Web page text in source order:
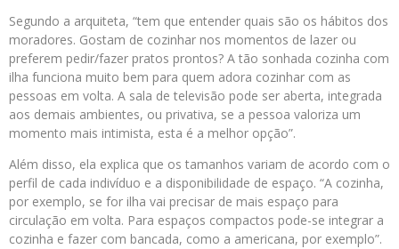
Segundo a arquiteta, “tem que entender quais são os hábitos dos
moradores. Gostam de cozinhar nos momentos de lazer ou
preferem pedir/fazer pratos prontos? A tão sonhada cozinha com
ilha funciona muito bem para quem adora cozinhar com as
pessoas em volta. A sala de televisão pode ser aberta, integrada
aos demais ambientes, ou privativa, se a pessoa valoriza um
momento mais intimista, esta é a melhor opção”.
Além disso, ela explica que os tamanhos variam de acordo com o
perfil de cada indivíduo e a disponibilidade de espaço. “A cozinha,
por exemplo, se for ilha vai precisar de mais espaço para
circulação em volta. Para espaços compactos pode-se integrar a
cozinha e fazer com bancada, como a americana, por exemplo”.